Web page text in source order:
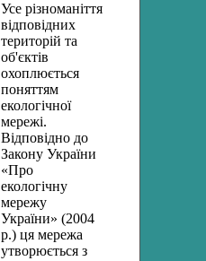
Усе різноманіття
відповідних
територій та
об'єктів
охоплюється
поняттям
екологічної
мережі.
Відповідно до
Закону України
«Про
екологічну
мережу
України» (2004
р.) ця мережа
утворюється з